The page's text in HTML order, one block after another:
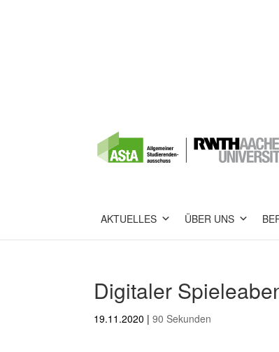
AKTUELLES ÜBER UNS
Digitaler
19.11.2020 |90 Sekunden